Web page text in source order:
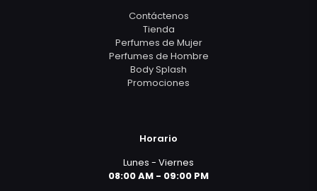
Contáctenos
Tienda
Perfumes de Mujer
Perfumes de Hombre
Body Splash
Promociones
Horario
Lunes - Viernes
08:00 AM - 09:00 PM